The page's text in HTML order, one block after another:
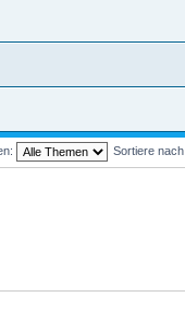
Sortiere nach